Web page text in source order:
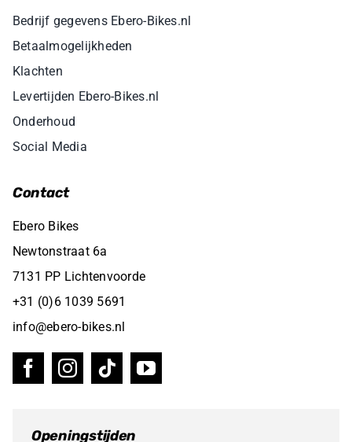
Bedrijf gegevens Ebero-Bikes.nl
Betaalmogelijkheden
Klachten
Levertijden Ebero-Bikes.nl
Onderhoud
Social Media
Contact
Ebero Bikes
Newtonstraat 6a
7131 PP Lichtenvoorde
+31 (0)6 1039 5691
info@ebero-bikes.nl
Openingstijden